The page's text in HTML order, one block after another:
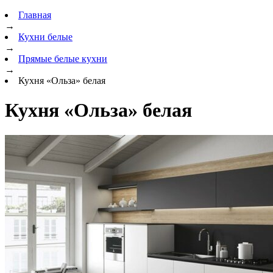
Главная
→
Кухни белые
→
Прямые белые кухни
→
Кухня «Ольза» белая
Кухня «Ольза» белая